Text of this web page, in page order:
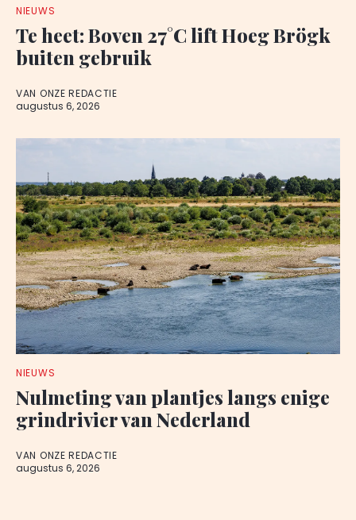
NIEUWS
Te heet: Boven 27°C lift Hoeg Brögk
buiten gebruik
VAN ONZE REDACTIE
augustus 6, 2026
NIEUWS
Nulmeting van plantjes langs enige
grindrivier van Nederland
VAN ONZE REDACTIE
augustus 6, 2026